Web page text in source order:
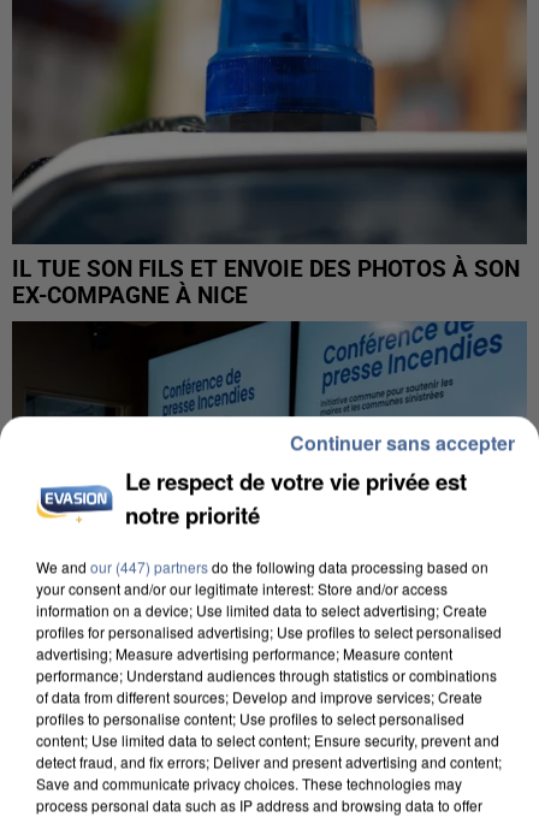
IL TUE SON FILS ET ENVOIE DES PHOTOS À SON
EX-COMPAGNE À NICE
INCENDIES : L’ÎLE-DE-FRANCE LANCE UN ÉLAN
DE SOLIDARITÉ AVEC LES...
Le respect de votre vie privée est
notre priorité
We and our (447) partnersdo the following data processing based on
your consent and/or our legitimate interest: Store and/or access
information on a device; Use limited data to select advertising; Create
profiles for personalised advertising; Use profiles to select personalised
advertising; Measure advertising performance; Measure content
performance; Understand audiences through statistics or combinations
of data from different sources; Develop and improve services; Create
profiles to personalise content; Use profiles to select personalised
content; Use limited data to select content; Ensure security, prevent and
detect fraud, and fix errors; Deliver and present advertising and content;
Save and communicate privacy choices. These technologies may
process personal data such as IP address and browsing data to offer
Continuer sans accepter